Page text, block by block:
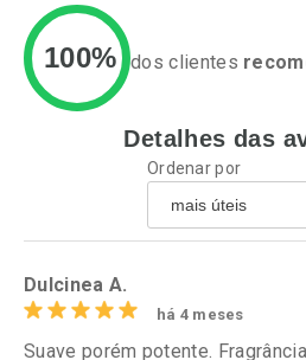
Ativar Desconto
Comprar sem Desconto
Por R$ 24,29/cada
Comprar sem Desconto
100% dos clientes
Detalhes das
Ordenar por
Dulcinea A.
há 4 meses
Suave porém potente.